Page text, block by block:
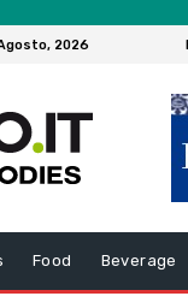
2026
Food Beverage